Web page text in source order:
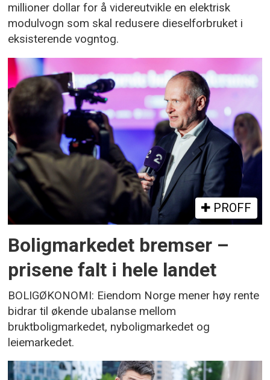
millioner dollar for å videreutvikle en elektrisk
modulvogn som skal redusere dieselforbruket i
eksisterende vogntog.
PROFF
Boligmarkedet bremser –
prisene falt i hele landet
BOLIGØKONOMI: Eiendom Norge mener høy rente
bidrar til økende ubalanse mellom
bruktboligmarkedet, nyboligmarkedet og
leiemarkedet.